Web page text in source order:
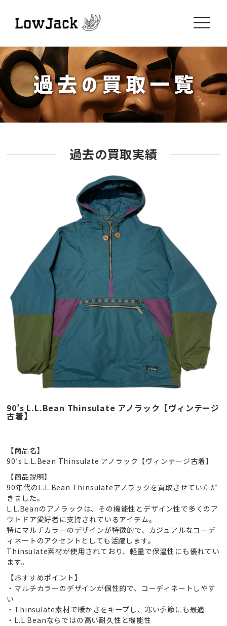
toggle
過去の買取実績
90’s L.L.Bean Thinsulate アノラック【ヴィンテージ
古着】
【商品名】
90’s L.L.Bean Thinsulate アノラック【ヴィンテージ古着】
【商品説明】
90年代のL.L.Bean Thinsulateアノラックを買取させていただ
きました。
L.L.Beanのアノラックは、その機能性とデザイン性で多くのア
ウトドア愛好者に支持されているアイテム。
特にマルチカラーのデザインが特徴的で、カジュアルなコーデ
ィネートのアクセントとしても活躍します。
Thinsulate素材が使用されており、軽量で保温性にも優れてい
ます。
【おすすめポイント】
・マルチカラーのデザインが個性的で、コーディネートしやす
い
・Thinsulate素材で暖かさをキープし、寒い季節にも最適
・L.L.Beanならではの高い耐久性と機能性